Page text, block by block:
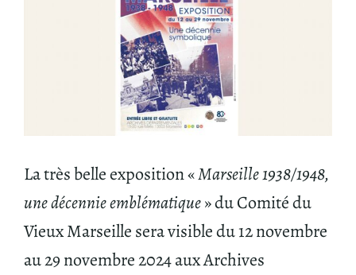
La très belle exposition «Marseille 1938/1948,
une décennie emblématique» du Comité du
Vieux Marseille sera visible du 12 novembre
au 29 novembre 2024 aux Archives